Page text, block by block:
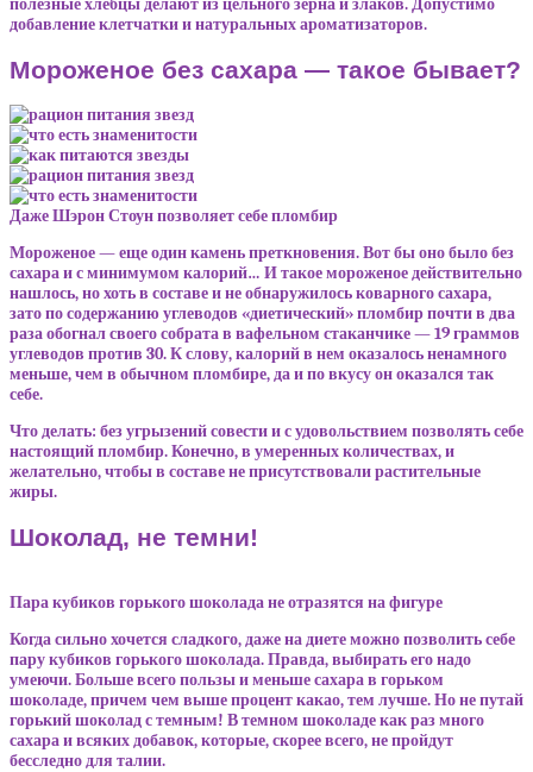
полезные хлебцы делают из цельного зерна и злаков. Допустимо
добавление клетчатки и натуральных ароматизаторов.
Мороженое без сахара — такое бывает?
Даже Шэрон Стоун позволяет себе пломбир
Мороженое — еще один камень преткновения. Вот бы оно было без
сахара и с минимумом калорий… И такое мороженое действительно
нашлось, но хоть в составе и не обнаружилось коварного сахара,
зато по содержанию углеводов «диетический» пломбир почти в два
раза обогнал своего собрата в вафельном стаканчике — 19 граммов
углеводов против 30. К слову, калорий в нем оказалось ненамного
меньше, чем в обычном пломбире, да и по вкусу он оказался так
себе.
Что делать: без угрызений совести и с удовольствием позволять себе
настоящий пломбир. Конечно, в умеренных количествах, и
желательно, чтобы в составе не присутствовали растительные
жиры.
Шоколад, не темни!
Пара кубиков горького шоколада не отразятся на фигуре
Когда сильно хочется сладкого, даже на диете можно позволить себе
пару кубиков горького шоколада. Правда, выбирать его надо
умеючи. Больше всего пользы и меньше сахара в горьком
шоколаде, причем чем выше процент какао, тем лучше. Но не путай
горький шоколад с темным! В темном шоколаде как раз много
сахара и всяких добавок, которые, скорее всего, не пройдут
бесследно для талии.